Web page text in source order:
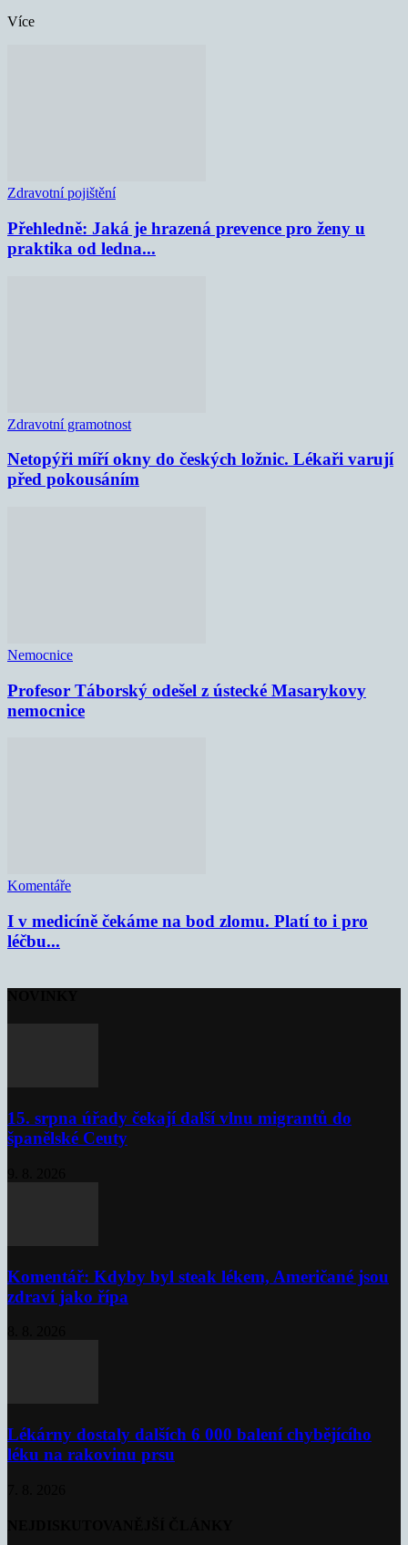
Více
Zdravotní pojištění
Přehledně: Jaká je hrazená prevence pro ženy u
praktika od ledna...
Zdravotní gramotnost
Netopýři míří okny do českých ložnic. Lékaři varují
před pokousáním
Nemocnice
Profesor Táborský odešel z ústecké Masarykovy
nemocnice
Komentáře
I v medicíně čekáme na bod zlomu. Platí to i pro
léčbu...
15. srpna úřady čekají další vlnu migrantů do
španělské Ceuty
Komentář: Kdyby byl steak lékem, Američané jsou
zdraví jako řípa
Lékárny dostaly dalších 6 000 balení chybějícího
léku na rakovinu prsu